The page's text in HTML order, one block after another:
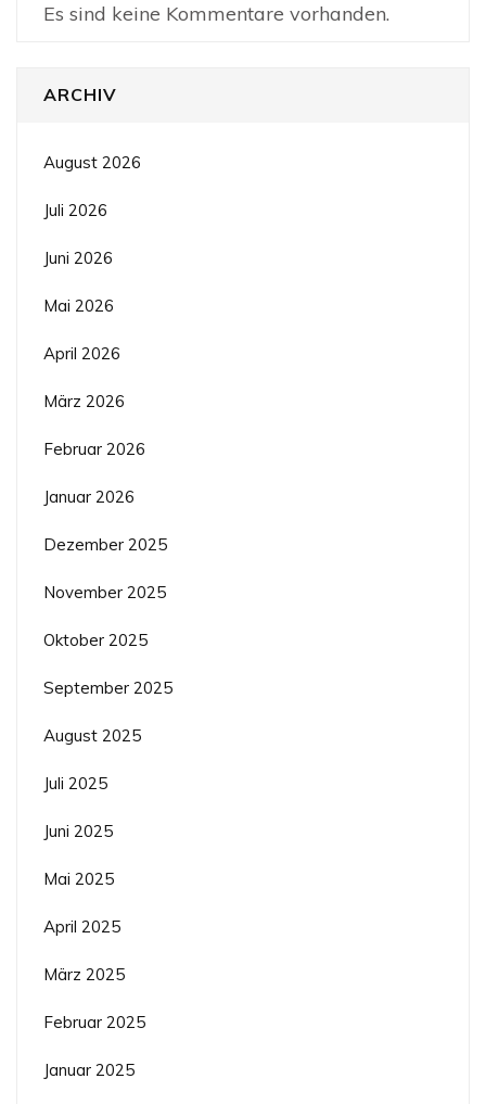
Es sind keine Kommentare vorhanden.
ARCHIV
August 2026
Juli 2026
Juni 2026
Mai 2026
April 2026
März 2026
Februar 2026
Januar 2026
Dezember 2025
November 2025
Oktober 2025
September 2025
August 2025
Juli 2025
Juni 2025
Mai 2025
April 2025
März 2025
Februar 2025
Januar 2025